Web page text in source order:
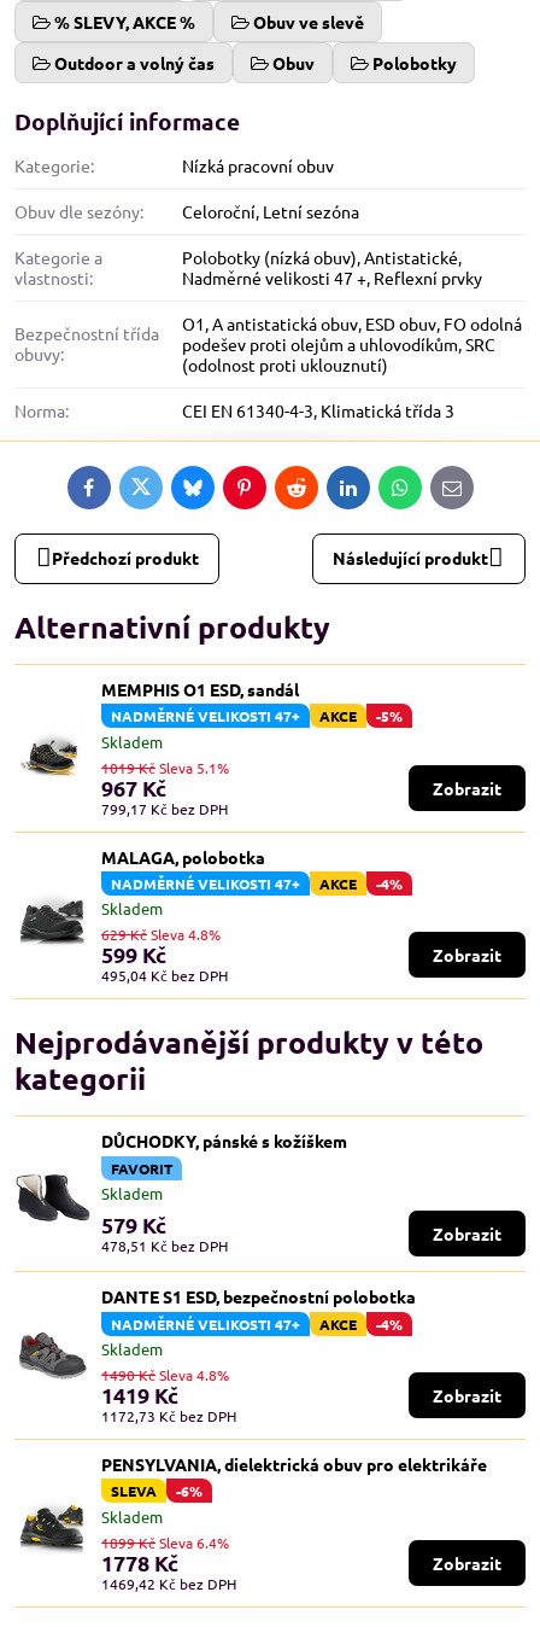
% SLEVY, AKCE %
Obuv ve slevě
Outdoor a volný čas
Obuv Polobotky
Doplňující informace
Kategorie: Nízká pracovní obuv
Obuv dle sezóny: Celoroční, Letní sezóna
Kategorie a
vlastnosti:
Polobotky (nízká obuv),Antistatické,
Nadměrné velikosti 47 +, Reflexní prvky
Bezpečnostní třída
obuvy:
O1,A antistatická obuv, ESD obuv, FO odolná
podešev proti olejům a uhlovodíkům,SRC
(odolnost proti uklouznutí)
Norma: CEI EN 61340-4-3, Klimatická třída 3
FacebookTwitterBlueskyPinterestRedditLinkedInWhatsApp
E-
mail
Předchozí produkt Následující produkt
Alternativní produkty
MEMPHIS O1 ESD, sandál
NADMĚRNÉ VELIKOSTI 47+ AKCE -5%
Skladem
967 Kč
799,17 Kč bez DPH
1019 KčSleva 5.1%
Zobrazit
MALAGA, polobotka
NADMĚRNÉ VELIKOSTI 47+ AKCE -4%
Skladem
599 Kč
495,04 Kč bez DPH
629 KčSleva 4.8%
Zobrazit
Nejprodávanější produkty v této
kategorii
DŮCHODKY, pánské s kožíškem
FAVORIT
Skladem
579 Kč
478,51 Kč bez DPH
Zobrazit
DANTE S1 ESD, bezpečnostní polobotka
NADMĚRNÉ VELIKOSTI 47+ AKCE -4%
Skladem
1419 Kč
1172,73 Kč bez DPH
1490 KčSleva 4.8%
Zobrazit
PENSYLVANIA, dielektrická obuv pro elektrikáře
SLEVA -6%
Skladem
1778 Kč
1469,42 Kč bez DPH
1899 KčSleva 6.4%
Zobrazit